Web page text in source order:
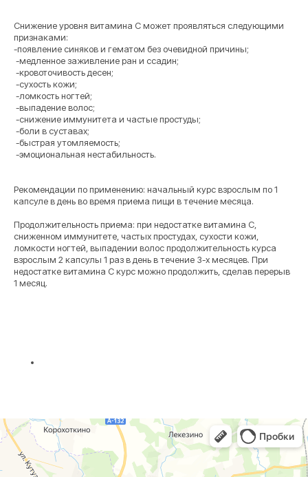
Снижение уровня витамина C может проявляться следующими
признаками:
-появление синяков и гематом без очевидной причины;
-медленное заживление ран и ссадин;
-кровоточивость десен;
-сухость кожи;
-ломкость ногтей;
-выпадение волос;
-снижение иммунитета и частые простуды;
-боли в суставах;
-быстрая утомляемость;
-эмоциональная нестабильность.
Рекомендации по применению: начальный курс взрослым по 1
капсуле в день во время приема пищи в течение месяца.
Продолжительность приема: при недостатке витамина С,
сниженном иммунитете, частых простудах, сухости кожи,
ломкости ногтей, выпадении волос продолжительность курса
взрослым 2 капсулы 1 раз в день в течение 3-х месяцев. При
недостатке витамина С курс можно продолжить, сделав перерыв
1 месяц.
Почта:
info@clinica-boli.ru
Номер телефона:+7 (4812) 25-25-00
Пн-пт 8:00 - 20:00 сб-вс 9:00 - 18:00
ул. Шевченко, 65
Б